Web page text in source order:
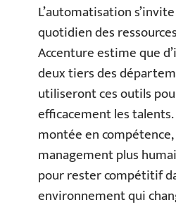
L’automatisation
quotidien des
Accenture estime que
deux tiers des
utiliseront ces outils
efficacement les
montée en
management plus
pour rester compétitif
environnement qui